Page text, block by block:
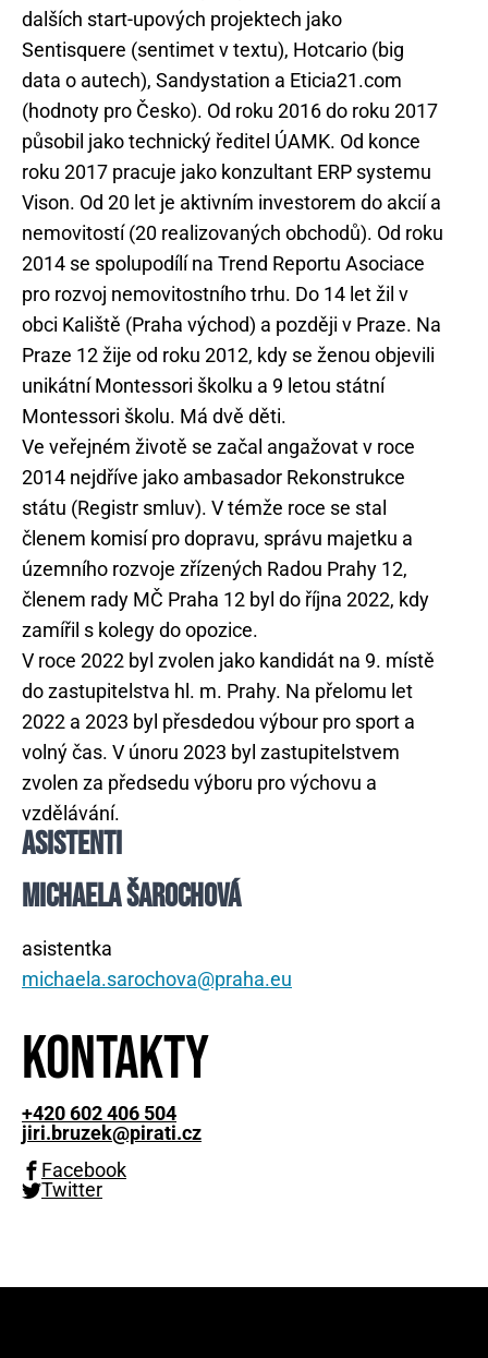
dalších start-upových projektech jako
Sentisquere (sentimet v textu), Hotcario (big
data o autech), Sandystation a Eticia21.com
(hodnoty pro Česko). Od roku 2016 do roku 2017
působil jako technický ředitel ÚAMK. Od konce
roku 2017 pracuje jako konzultant ERP systemu
Vison. Od 20 let je aktivním investorem do akcií a
nemovitostí (20 realizovaných obchodů). Od roku
2014 se spolupodílí na Trend Reportu Asociace
pro rozvoj nemovitostního trhu. Do 14 let žil v
obci Kaliště (Praha východ) a později v Praze. Na
Praze 12 žije od roku 2012, kdy se ženou objevili
unikátní Montessori školku a 9 letou státní
Montessori školu. Má dvě děti.
Ve veřejném životě se začal angažovat v roce
2014 nejdříve jako ambasador Rekonstrukce
státu (Registr smluv). V témže roce se stal
členem komisí pro dopravu, správu majetku a
územního rozvoje zřízených Radou Prahy 12,
členem rady MČ Praha 12 byl do října 2022, kdy
zamířil s kolegy do opozice.
V roce 2022 byl zvolen jako kandidát na 9. místě
do zastupitelstva hl. m. Prahy. Na přelomu let
2022 a 2023 byl přesdedou výbour pro sport a
volný čas. V únoru 2023 byl zastupitelstvem
zvolen za předsedu výboru pro výchovu a
vzdělávání.
ASISTENTI
MICHAELA ŠAROCHOVÁ
asistentka
michaela.sarochova@praha.eu
Kontakty
+420 602 406 504
jiri.bruzek@pirati.cz
Facebook
Twitter